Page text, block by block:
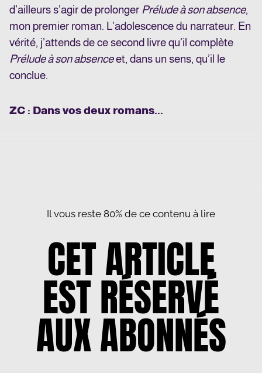
d’ailleurs s’agir de prolonger Prélude à son absence,
mon premier roman. L’adolescence du narrateur. En
vérité, j’attends de ce second livre qu’il complète
Prélude à son absenceet, dans un sens, qu’il le
conclue.
ZC : Dans vos deux romans...
Il vous reste 80% de ce contenu à lire
CET ARTICLE
EST RÉSERVÉ
AUX ABONNÉS